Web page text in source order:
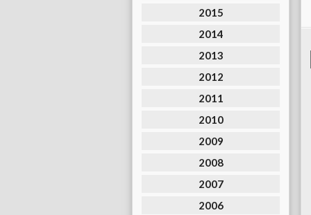
2015
2014
2013
2012
2011
2010
2009
2008
2007
2006